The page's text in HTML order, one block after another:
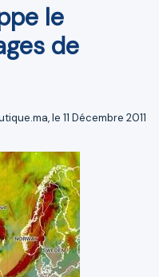
le
de
le 11 Décembre 2011